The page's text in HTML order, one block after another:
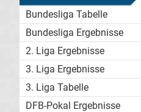
Bundesliga Tabelle
Bundesliga Ergebnisse
2. Liga Ergebnisse
3. Liga Ergebnisse
3. Liga Tabelle
DFB-Pokal Ergebnisse